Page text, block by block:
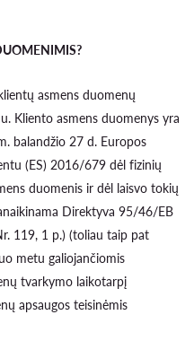
asmens duomenų
Kliento asmens duomenys yra
balandžio 27 d. Europos
(ES) 2016/679 dėl fizinių
duomenis ir dėl laisvo tokių
Direktyva 95/46/EB
119, 1 p.) (toliau taip pat
metu galiojančiomis
tvarkymo laikotarpį
apsaugos teisinėmis